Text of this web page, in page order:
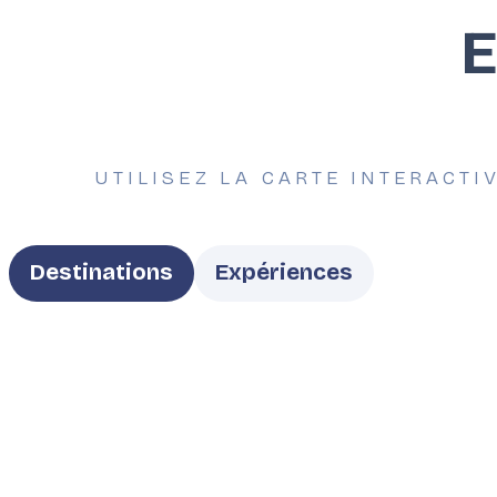
UTILISEZ LA CARTE
TypeDestinations Expériences